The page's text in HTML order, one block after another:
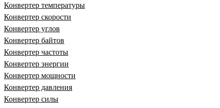
Конвертер температуры
Конвертер скорости
Конвертер углов
Конвертер байтов
Конвертер частоты
Конвертер энергии
Конвертер мощности
Конвертер давления
Конвертер силы